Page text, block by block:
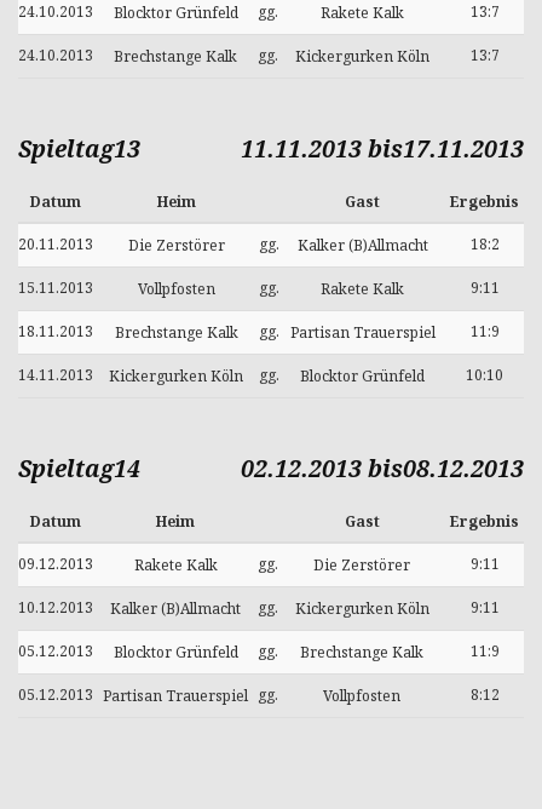
24.10.2013 Blocktor Grünfeld gg. Rakete Kalk 13:7
24.10.2013 Brechstange Kalk gg. Kickergurken Köln 13:7
Spieltag13 11.11.2013 bis17.11.2013
Datum Heim Gast Ergebnis
20.11.2013 Die Zerstörer gg. Kalker (B)Allmacht 18:2
15.11.2013 Vollpfosten gg. Rakete Kalk 9:11
18.11.2013 Brechstange Kalk gg. Partisan Trauerspiel 11:9
14.11.2013 Kickergurken Köln gg. Blocktor Grünfeld 10:10
Spieltag14 02.12.2013 bis08.12.2013
Datum Heim Gast Ergebnis
09.12.2013 Rakete Kalk gg. Die Zerstörer 9:11
10.12.2013 Kalker (B)Allmacht gg. Kickergurken Köln 9:11
05.12.2013 Blocktor Grünfeld gg. Brechstange Kalk 11:9
05.12.2013 Partisan Trauerspiel gg. Vollpfosten 8:12